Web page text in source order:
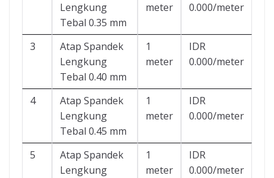
Lengkung
Tebal 0.35 mm
meter
0.000/meter
3
Atap Spandek
Lengkung
Tebal 0.40 mm
1
meter
IDR
0.000/meter
4
Atap Spandek
Lengkung
Tebal 0.45 mm
1
meter
IDR
0.000/meter
5
Atap Spandek
Lengkung
1
meter
IDR
0.000/meter